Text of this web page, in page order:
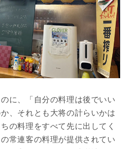
に、「自分の料理は後でいい
、それとも大将の計らいかは
の料理をすべて先に出してく
常連客の料理が提供されてい